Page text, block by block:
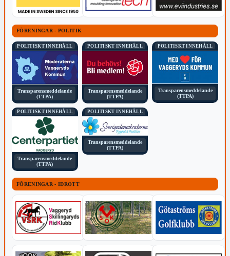
FÖRENINGAR - POLITIK
POLITISKT INNEHÅLL
Transparensmeddelande
(TTPA)
POLITISKT INNEHÅLL
Transparensmeddelande
(TTPA)
POLITISKT INNEHÅLL
Transparensmeddelande
(TTPA)
POLITISKT INNEHÅLL
Transparensmeddelande
(TTPA)
POLITISKT INNEHÅLL
Transparensmeddelande
(TTPA)
FÖRENINGAR - IDROTT